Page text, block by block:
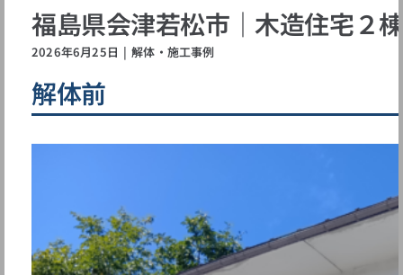
福島県会津若松市｜木造住宅２
2026年6月25日 | 解体・施工事例
解体前